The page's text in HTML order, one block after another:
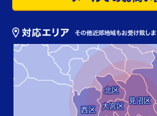
西区
北区
大宮区
見沼区